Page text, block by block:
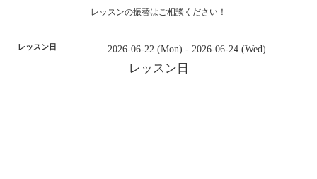
レッスンの振替はご相談ください！
レッスン日 2026-06-22 (Mon) - 2026-06-24 (Wed)
レッスン日